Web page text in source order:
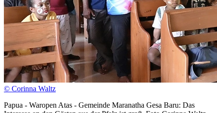
© Corinna Waltz
Papua - Waropen Atas - Gemeinde Maranatha Gesa Baru: Das